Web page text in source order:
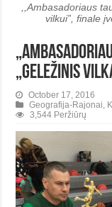
,,Ambasadoriaus
vilkui”, finale
„Geležinis
October 17, 2016
Geografija-Rajonai
3,544 Peržiūrų